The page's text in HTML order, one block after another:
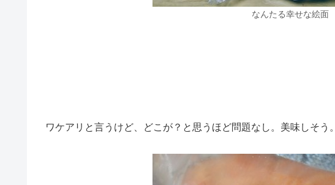
なんたる幸せな絵面
ワケアリと言うけど、どこが？と思うほど問題なし。美味しそう。